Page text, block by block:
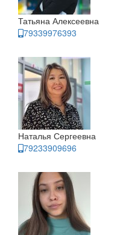
Татьяна Алексеевна
79339976393
Наталья Сергеевна
79233909696